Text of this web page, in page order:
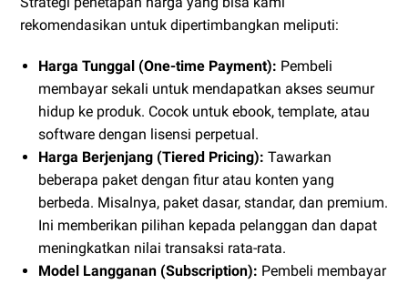
rekomendasikan untuk dipertimbangkan meliputi:
Harga Tunggal (One-time Payment): Pembeli
membayar sekali untuk mendapatkan akses seumur
hidup ke produk. Cocok untuk ebook, template, atau
software dengan lisensi perpetual.
Harga Berjenjang (Tiered Pricing): Tawarkan
beberapa paket dengan fitur atau konten yang
berbeda. Misalnya, paket dasar, standar, dan premium.
Ini memberikan pilihan kepada pelanggan dan dapat
meningkatkan nilai transaksi rata-rata.
Model Langganan (Subscription): Pembeli membayar